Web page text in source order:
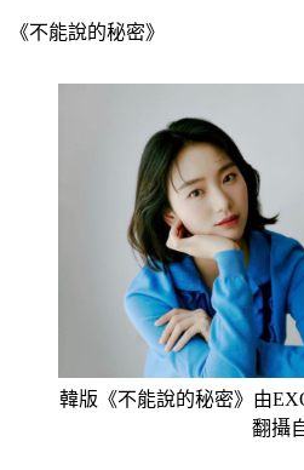
《不能說的秘密》
韓版《不能說的秘密》由
翻攝